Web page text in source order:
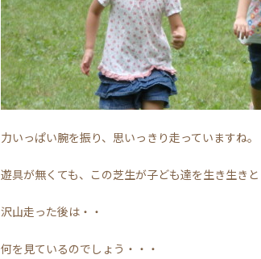
力いっぱい腕を振り、思いっきり走っていますね。
遊具が無くても、この芝生が子ども達を生き生きと
沢山走った後は・・
何を見ているのでしょう・・・